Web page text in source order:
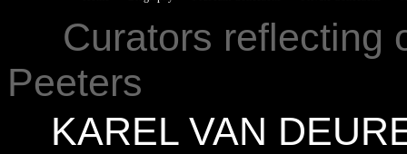
Curators reflecting
Peeters
KAREL VAN